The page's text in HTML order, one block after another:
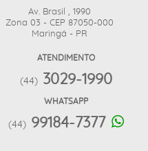
Av. Brasil , 1990
Zona 03 - CEP 87050-000
Maringá - PR
ATENDIMENTO
(44) 3029-1990
WHATSAPP
(44) 99184-7377